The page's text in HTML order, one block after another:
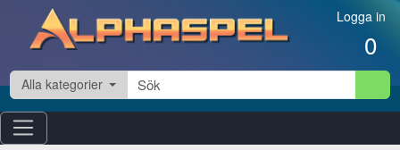
Hoppa till innehåll Logga in
0
Alla kategorier